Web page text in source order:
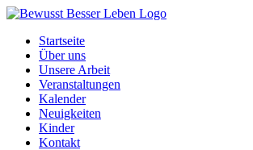
Zum
springenStartseite
Über uns
Unsere Arbeit
Veranstaltungen
Kalender
Neuigkeiten
Kinder
Kontakt